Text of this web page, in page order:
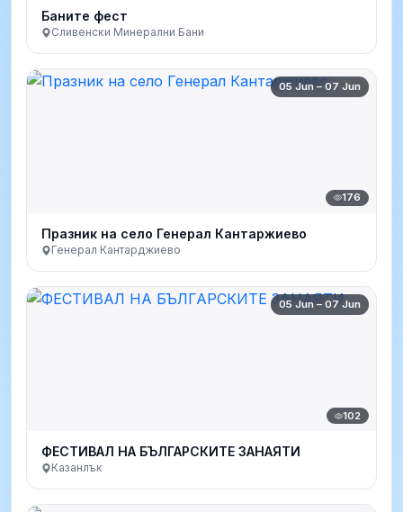
Баните фест
Сливенски Минерални Бани
05 Jun – 07 Jun
176
Празник на село Генерал Кантаржиево
Генерал Кантарджиево
05 Jun – 07 Jun
102
ФЕСТИВАЛ НА БЪЛГАРСКИТЕ ЗАНАЯТИ
Казанлък